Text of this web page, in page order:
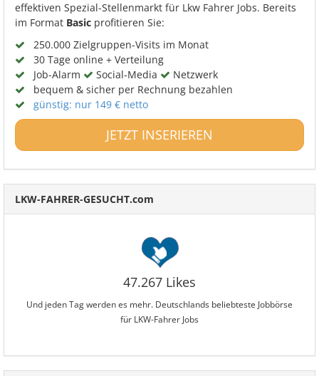
effektiven Spezial-Stellenmarkt für Lkw Fahrer Jobs. Bereits
im Format Basic profitieren Sie:
250.000 Zielgruppen-Visits im Monat
30 Tage online + Verteilung
Job-Alarm
Social-Media
Netzwerk
bequem & sicher per Rechnung bezahlen
günstig: nur 149 € netto
JETZT INSERIEREN
LKW-FAHRER-GESUCHT.com
47.267 Likes
Und jeden Tag werden es mehr. Deutschlands beliebteste Jobbörse
für LKW-Fahrer Jobs